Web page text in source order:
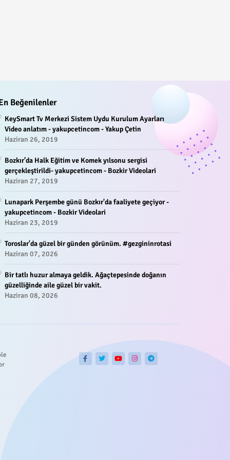
Beğenilenler
KeySmart Tv Merkezi Sistem Uydu Kurulum Ayarları
Video anlatım - yakupcetincom - Yakup Çetin
Haziran 26, 2019
Bozkır’da Halk Eğitim ve Komek yılsonu sergisi
gerçekleştirildi- yakupcetincom - Bozkir Videolari
Haziran 27, 2019
Lunapark Perşembe günü Bozkır'da faaliyete geçiyor -
yakupcetincom - Bozkir Videolari
Haziran 23, 2019
Toroslar'da güzel bir günden görünüm. #gezgininrotasi
Haziran 07, 2026
Bir tatlı huzur almaya geldik. Ağaçtepesinde doğanın
güzelliğinde aile güzel bir vakit.
Haziran 08, 2026